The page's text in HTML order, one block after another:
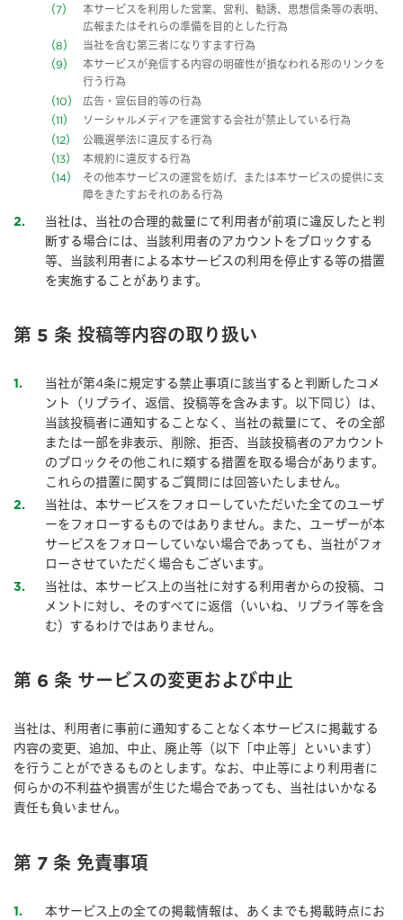
7
本サービスを利用した営業、営利、勧誘、思想信条等の表明、
広報またはそれらの準備を目的とした行為
8
当社を含む第三者になりすます行為
9
本サービスが発信する内容の明確性が損なわれる形のリンクを
行う行為
10
広告・宣伝目的等の行為
11
ソーシャルメディアを運営する会社が禁止している行為
12
公職選挙法に違反する行為
13
本規約に違反する行為
14
その他本サービスの運営を妨げ、または本サービスの提供に支
障をきたすおそれのある行為
2
当社は、当社の合理的裁量にて利用者が前項に違反したと判
断する場合には、当該利用者のアカウントをブロックする
等、当該利用者による本サービスの利用を停止する等の措置
を実施することがあります。
第 5 条 投稿等内容の取り扱い
1
当社が第4条に規定する禁止事項に該当すると判断したコメ
ント（リプライ、返信、投稿等を含みます。以下同じ）は、
当該投稿者に通知することなく、当社の裁量にて、その全部
または一部を非表示、削除、拒否、当該投稿者のアカウント
のブロックその他これに類する措置を取る場合があります。
これらの措置に関するご質問には回答いたしません。
2
当社は、本サービスをフォローしていただいた全てのユーザ
ーをフォローするものではありません。また、ユーザーが本
サービスをフォローしていない場合であっても、当社がフォ
ローさせていただく場合もございます。
3
当社は、本サービス上の当社に対する利用者からの投稿、コ
メントに対し、そのすべてに返信（いいね、リプライ等を含
む）するわけではありません。
第 6 条 サービスの変更および中止
当社は、利用者に事前に通知することなく本サービスに掲載する
内容の変更、追加、中止、廃止等（以下「中止等」といいます）
を行うことができるものとします。なお、中止等により利用者に
何らかの不利益や損害が生じた場合であっても、当社はいかなる
責任も負いません。
第 7 条 免責事項
1
本サービス上の全ての掲載情報は、あくまでも掲載時点にお